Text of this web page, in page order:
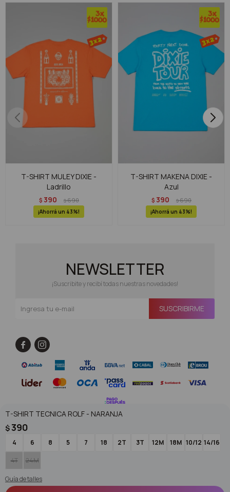
T-SHIRT TECNICA ROLF - NARANJA
$390
4 6 8 5 7 18 2T 3T 12M 18M 10/12 14/16
4T 24M
Guía de talles
T-SHIRT MULEY DIXIE -
Ladrillo
$ 390 $690
43
T-SHIRT MAKENA DIXIE -
Azul
$ 390 $690
43
NEWSLETTER
¡Suscribite y recibí todas nuestras novedades!
SUSCRIBIRME
 
© Copyright 2026 / Superoutlet / FORTER S.A Rut 213720560017